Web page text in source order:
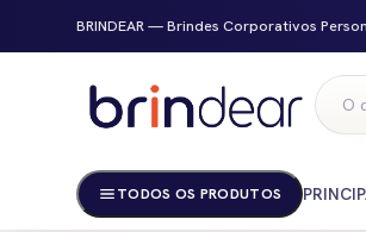
BRINDEAR — Brindes Corporativos
TODOS OS PRODUTOS